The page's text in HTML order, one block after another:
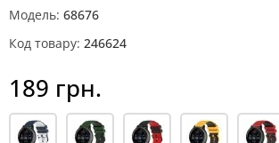
Модель: 68676
Код товару: 246624
189 грн.